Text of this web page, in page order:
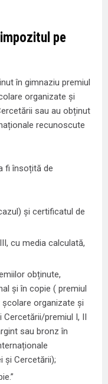
pe
în gimnaziu premiul
organizate și
sau au obținut
recunoscute
fi însoțită de
și certificatul de
cu media calculată,
obținute,
şi în copie ( premiul
organizate și
Cercetării/premiul I, II
sau bronz în
și Cercetării);